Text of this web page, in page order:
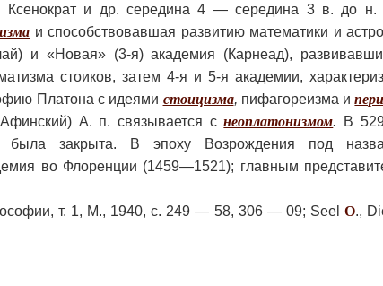
Ксенократ и др. середина 4 — середина 3 в. до н.
и способствовавшая развитию математики и
и «Новая» (3-я) академия (Карнеад),
стоиков, затем 4-я и 5-я академии,
Платона с идеями стоицизма, пифагореизма и
А. п. связывается снеоплатонизмом. В
закрыта. В эпоху Возрождения под
во Флоренции (1459—1521); главным
т. 1, М., 1940, с. 249 — 58, 306 — 09; Seel O.,